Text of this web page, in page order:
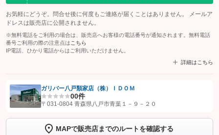
お気軽にどうぞ。問合せ後に何度もご連絡が届くことはありません。 メールア
ドレスは販売店に公開されません。
※無料電話をご利用の場合は、販売店へお客様の電話番号が通知されます。無料電話
番号ご利用の際の注意点は こちら
IP電話、ひかり電話からはご利用いただけません。
詳細はこちら
【STEP1】認証画面でグーネットを友だち追加してから「許可する」ボタンを押
トーク画面で
ボタンをタップして問い合わせを
ガリバー八戸類家店（株）ＩＤＯＭ
00件
〒031-0804 青森県八戸市青葉１－９－２０
MAPで販売店までのルートを確認する